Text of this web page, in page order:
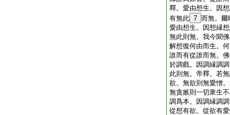
釋。愛由想生。因
有無此 7 而無。爾
愛由想生。因想縁
無此則無。我今聞
解想復何由而生。
誰而有從誰而無。
於調戲。因調縁調
此則無。帝釋。若
欲。無欲則無愛憎
無貪嫉則一切衆生
調爲本。因調縁調
從想有欲。從欲有